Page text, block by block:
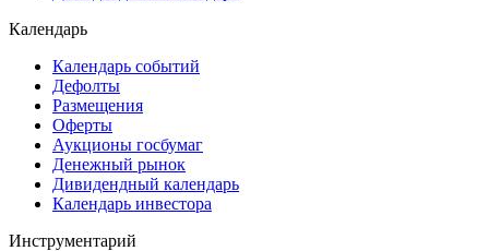
Календарь
Календарь событий
Дефолты
Размещения
Оферты
Аукционы госбумаг
Денежный рынок
Дивидендный календарь
Календарь инвестора
Инструментарий